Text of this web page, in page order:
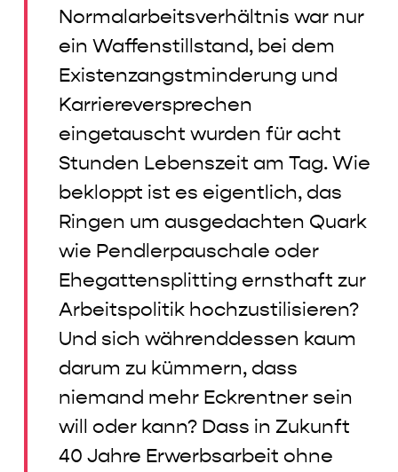
Normalarbeitsverhältnis war nur
ein Waffenstillstand, bei dem
Existenzangstminderung und
Karriereversprechen
eingetauscht wurden für acht
Stunden Lebenszeit am Tag. Wie
bekloppt ist es eigentlich, das
Ringen um ausgedachten Quark
wie Pendlerpauschale oder
Ehegattensplitting ernsthaft zur
Arbeitspolitik hochzustilisieren?
Und sich währenddessen kaum
darum zu kümmern, dass
niemand mehr Eckrentner sein
will oder kann? Dass in Zukunft
40 Jahre Erwerbsarbeit ohne